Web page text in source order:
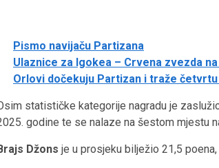
Pismo navijaču Partizana
Ulaznice za Igokea – Crvena zvezda
Orlovi dočekuju Partizan i traže
statističke kategorije nagradu je
godine te se nalaze na šestom mjestu
Džons je u prosjeku bilježio 21,5